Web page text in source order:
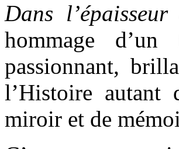
Dans
hommage
passionnant,
l’Histoire
miroir et de